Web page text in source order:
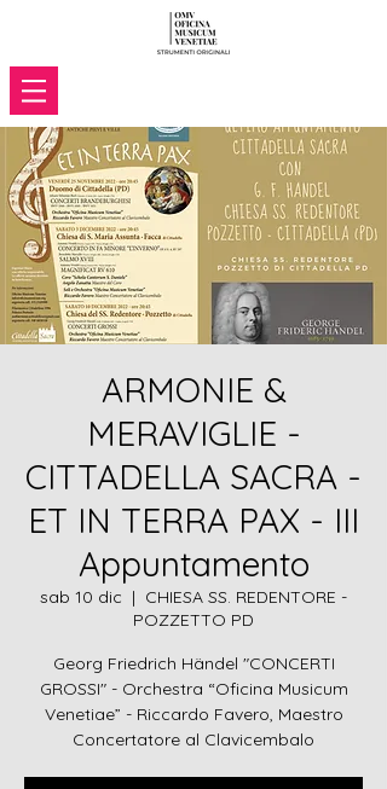
ARMONIE &
MERAVIGLIE -
CITTADELLA SACRA -
ET IN TERRA PAX - III
Appuntamento
sab 10 dic
  |
CHIESA SS. REDENTORE -
POZZETTO PD
Georg Friedrich Händel "CONCERTI
GROSSI" - Orchestra “Oficina Musicum
Venetiae” - Riccardo Favero, Maestro
Concertatore al Clavicembalo